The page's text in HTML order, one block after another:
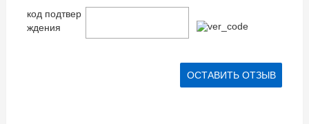
код подтвер
ждения